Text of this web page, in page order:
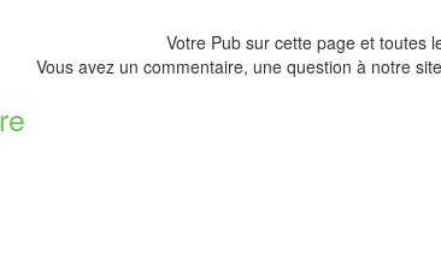
Votre Pub sur cette page et toutes
Vous avez un commentaire, une question à notre site